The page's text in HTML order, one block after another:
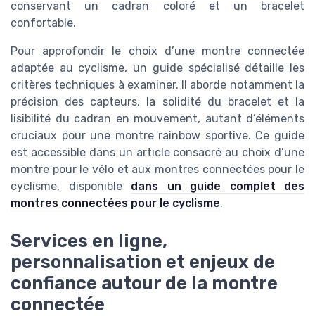
conservant un cadran coloré et un bracelet
confortable.
Pour approfondir le choix d’une montre connectée
adaptée au cyclisme, un guide spécialisé détaille les
critères techniques à examiner. Il aborde notamment la
précision des capteurs, la solidité du bracelet et la
lisibilité du cadran en mouvement, autant d’éléments
cruciaux pour une montre rainbow sportive. Ce guide
est accessible dans un article consacré au choix d’une
montre pour le vélo et aux montres connectées pour le
cyclisme, disponible dans un guide complet des
montres connectées pour le cyclisme.
Services en ligne,
personnalisation et enjeux de
confiance autour de la montre
connectée